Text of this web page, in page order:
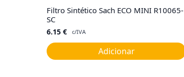
Filtro Sintético Sach ECO MINI R10065-
SC
6.15 € c/IVA
Adicionar